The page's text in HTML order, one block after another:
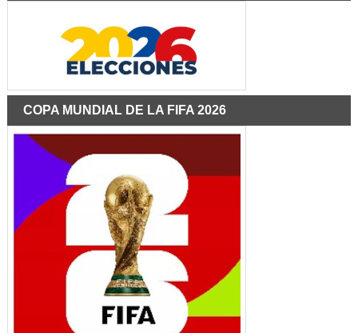
COPA MUNDIAL DE LA FIFA 2026